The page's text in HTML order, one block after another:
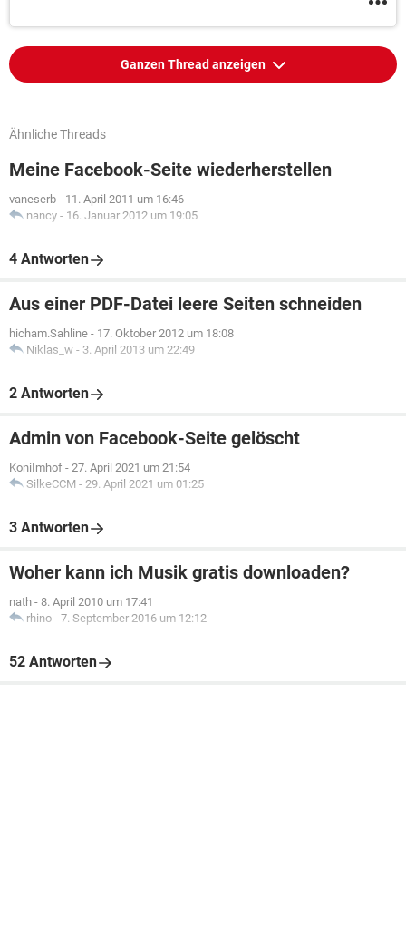
Ganzen Thread anzeigen
Ähnliche Threads
Meine Facebook-Seite wiederherstellen
vaneserb - 11. April 2011 um 16:46
nancy - 16. Januar 2012 um 19:05
4 Antworten
Aus einer PDF-Datei leere Seiten schneiden
hicham.Sahline - 17. Oktober 2012 um 18:08
Niklas_w - 3. April 2013 um 22:49
2 Antworten
Admin von Facebook-Seite gelöscht
KoniImhof - 27. April 2021 um 21:54
SilkeCCM - 29. April 2021 um 01:25
3 Antworten
Woher kann ich Musik gratis downloaden?
nath - 8. April 2010 um 17:41
rhino - 7. September 2016 um 12:12
52 Antworten